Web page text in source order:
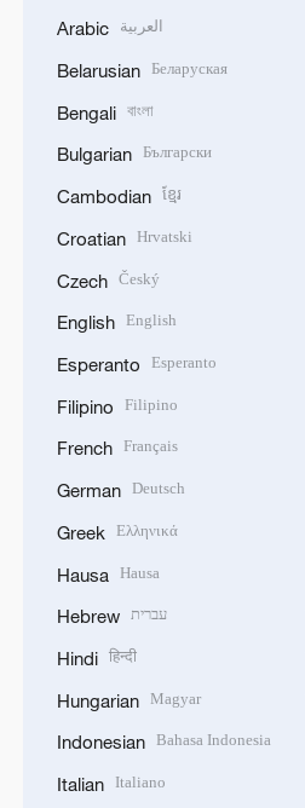
Arabic العربية
Belarusian Беларуская
Bengali বাংলা
Bulgarian Български
Cambodian ខ្មែរ
Croatian Hrvatski
Czech Český
English English
Esperanto Esperanto
Filipino Filipino
French Français
German Deutsch
Greek Ελληνικά
Hausa Hausa
Hebrew עברית
Hindi हिन्दी
Hungarian Magyar
Indonesian Bahasa Indonesia
Italian Italiano